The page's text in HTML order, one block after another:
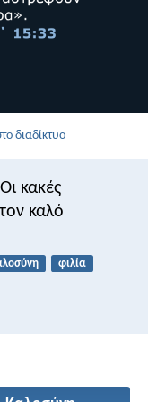
διαδίκτυο
κακές
καλό
φιλία